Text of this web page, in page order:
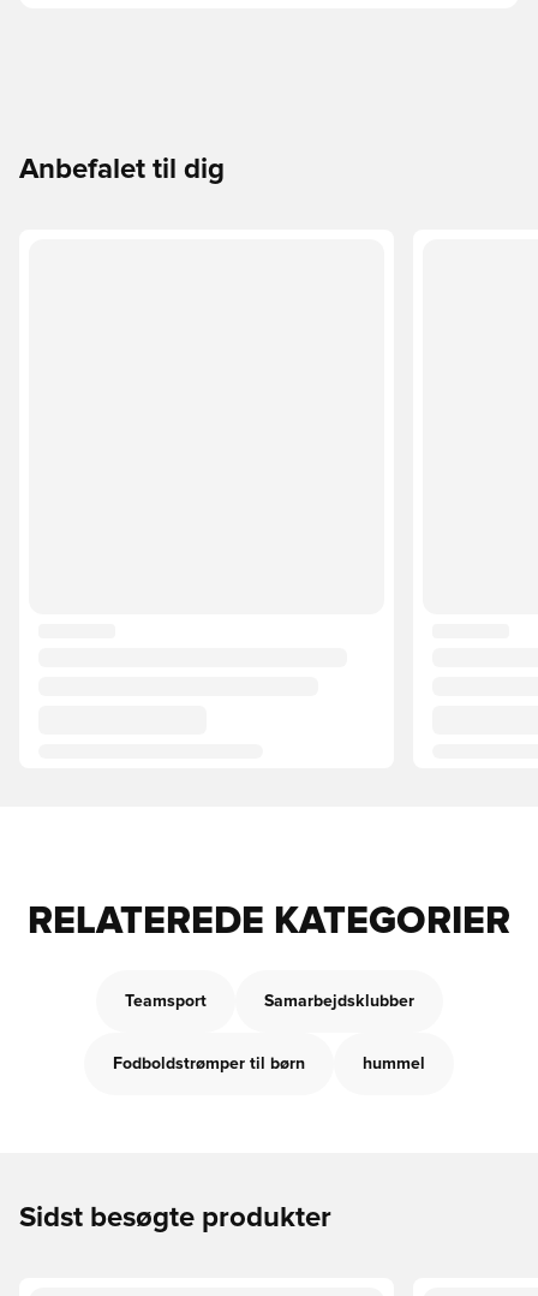
Anbefalet til dig
RELATEREDE KATEGORIER
Teamsport Samarbejdsklubber
Fodboldstrømper til børn hummel
Sidst besøgte produkter